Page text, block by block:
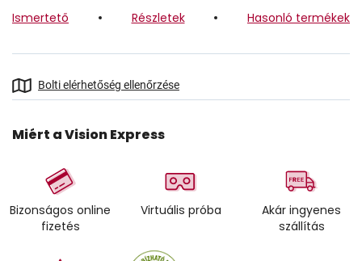
Ismertető Részletek Hasonló termékek
Bolti elérhetőség ellenőrzése
Miért a Vision Express
Bizonságos online
fizetés
Virtuális próba
Akár ingyenes
szállítás